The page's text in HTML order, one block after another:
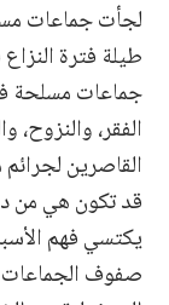
لجأت جماعات
طيلة فترة
جماعات مسلحة
الفقر،
القاصرين
قد تكون هي من
يكتسي فهم
صفوف